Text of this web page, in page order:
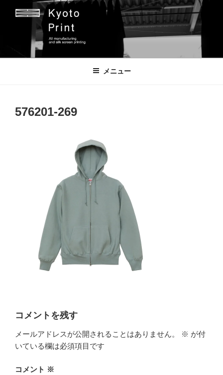
京都プリント
京都市のオリジナルプリント会社
メニュー
576201-269
コメントを残す
メールアドレスが公開されることはありません。 ※ が付
いている欄は必須項目です
コメント ※